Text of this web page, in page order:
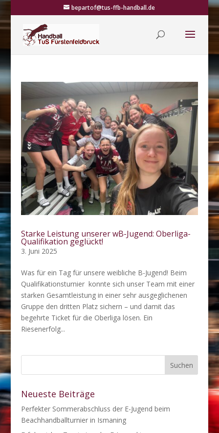
bepartof@tus-ffb-handball.de
Starke Leistung unserer wB-Jugend: Oberliga-
Qualifikation geglückt!
3. Juni 2025
Was für ein Tag für unsere weibliche B-Jugend! Beim
Qualifikationsturnier konnte sich unser Team mit einer
starken Gesamtleistung in einer sehr ausgeglichenen
Gruppe den dritten Platz sichern – und damit das
begehrte Ticket für die Oberliga lösen. Ein
Riesenerfolg...
Neueste Beiträge
Perfekter Sommerabschluss der E-Jugend beim
Beachhandballturnier in Ismaning